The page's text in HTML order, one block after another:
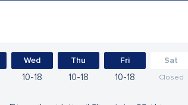
Wed
10 18
Thu
10 18
Fri
10 18
Sat
Closed